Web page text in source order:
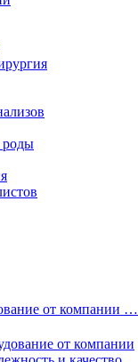
роды
от компании …